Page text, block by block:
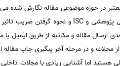
در حوزه موضوعی مقاله نگارش شده
مقاله و مکاتبه از طریق ایمیل با
اما آشنایی زیادی با مجلات داخلی